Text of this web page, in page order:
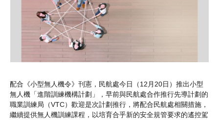
配合《小型無人機令》刊憲，民航處今日（12月20日）推出小型
無人機「進階訓練機構計劃」，早前與民航處合作推行先導計劃的
職業訓練局（VTC）歡迎是次計劃推行，將配合民航處相關措施，
繼續提供無人機訓練課程，以培育合乎新的安全規管要求的遙控駕